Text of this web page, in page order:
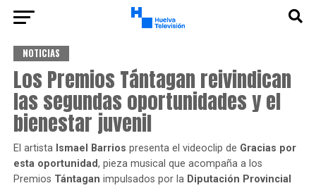
NOTICIAS
Los Premios Tántagan reivindican
las segundas oportunidades y el
bienestar juvenil
El artista Ismael Barrios presenta el videoclip de Gracias por
esta oportunidad, pieza musical que acompaña a los
Premios Tántagan impulsados por la Diputación Provincial